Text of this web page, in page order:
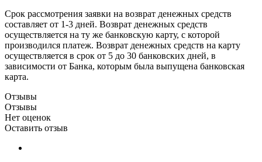
Срок рассмотрения заявки на возврат денежных средств
составляет от 1-3 дней. Возврат денежных средств
осуществляется на ту же банковскую карту, с которой
производился платеж. Возврат денежных средств на карту
осуществляется в срок от 5 до 30 банковских дней, в
зависимости от Банка, которым была выпущена банковская
карта.
Отзывы
Отзывы
Нет оценок
Оставить отзыв